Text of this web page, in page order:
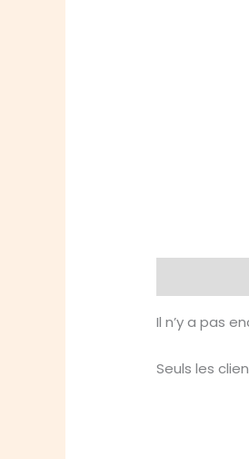
Il n’y a pas
Seuls les